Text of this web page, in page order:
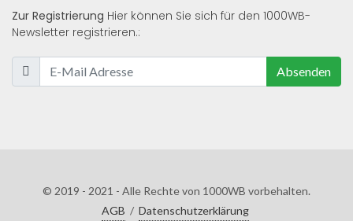
Zur Registrierung Hier können Sie sich für den 1000WB-
Newsletter registrieren.:
Absenden
© 2019 - 2021 - Alle Rechte von 1000WB vorbehalten.
AGB / Datenschutzerklärung